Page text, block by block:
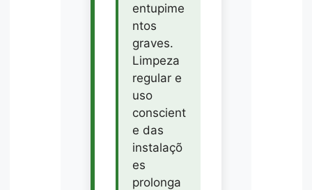
entupime
ntos
graves.
Limpeza
regular e
uso
conscient
e das
instalaçõ
es
prolonga